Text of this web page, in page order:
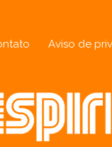
Aviso de